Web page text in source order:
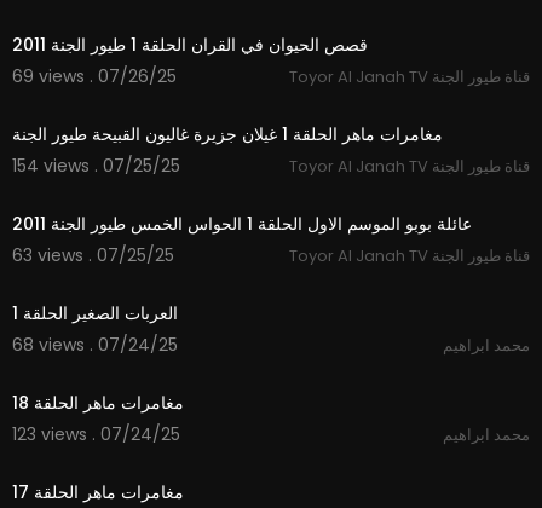
قصص الحيوان في القران الحلقة 1 طيور الجنة 2011
69 views . 07/26/25
Toyor Al Janah TV قناة طيور الجنة
مغامرات ماهر الحلقة 1 غيلان جزيرة غاليون القبيحة طيور الجنة
154 views . 07/25/25
Toyor Al Janah TV قناة طيور الجنة
عائلة بوبو الموسم الاول الحلقة 1 الحواس الخمس طيور الجنة 2011
63 views . 07/25/25
Toyor Al Janah TV قناة طيور الجنة
العربات الصغير الحلقة 1
68 views . 07/24/25
محمد ابراهيم
مغامرات ماهر الحلقة 18
123 views . 07/24/25
محمد ابراهيم
مغامرات ماهر الحلقة 17